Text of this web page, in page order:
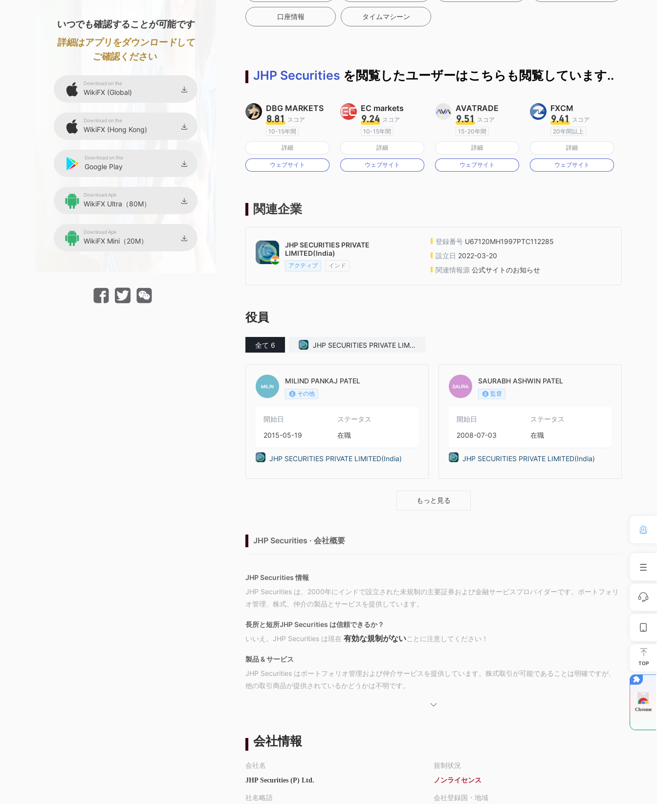
8
9
いつでも確認することが可能です
詳細はアプリをダウンロードして
ご確認ください
Download on the
WikiFX (Global)
Download on the
WikiFX (Hong Kong)
Download on the
Google Play
Download Apk
WikiFX Ultra（80M）
Download Apk
WikiFX Mini（20M）
口座情報 タイムマシーン
JHP Securities を閲覧したユーザーはこちらも閲覧しています..
DBG MARKETS
8.81 スコア
10-15年間
オーストラリア規制
マーケットメイキングライセンス（MM）
詳細
ウェブサイト
EC markets
9.24 スコア
10-15年間
オーストラリア規制
マーケットメイキングライセンス（MM）
詳細
ウェブサイト
AVATRADE
9.51 スコア
15-20年間
オーストラリア規制
マーケットメイキングライセンス（MM）
詳細
ウェブサイト
FXCM
9.41 スコア
20年間以上
オーストラリア規制
マーケットメイキングライセンス（MM）
詳細
ウェブサイト
関連企業
JHP SECURITIES PRIVATE
LIMITED(India)
アクティブ インド
登録番号 U67120MH1997PTC112285
設立日 2022-03-20
関連情報源 公式サイトのお知らせ
役員
全て 6
JHP SECURITIES PRIVATE LIMIT
MILIND PANKAJ PATEL
その他
開始日
2015-05-19
ステータス
在職
JHP SECURITIES PRIVATE LIMITED(India)
SAURABH ASHWIN PATEL
監督
開始日
2008-07-03
ステータス
在職
JHP SECURITIES PRIVATE LIMITED(India)
もっと見る
JHP Securities · 会社概要
JHP Securities 情報
JHP Securities は、2000年にインドで設立された未規制の主要証券および金融サービスプロバイダーです。ポートフォリ
オ管理、株式、仲介の製品とサービスを提供しています。
長所と短所JHP Securities は信頼できるか？
いいえ。JHP Securities は現在 有効な規制がないことに注意してください！
製品 & サービス
JHP Securities はポートフォリオ管理および仲介サービスを提供しています。株式取引が可能であることは明確ですが、
他の取引商品が提供されているかどうかは不明です。
会社情報
会社名
JHP Securities (P) Ltd.
社名略語
規制状況
ノンライセンス
会社登録国・地域
TOP
Chrome